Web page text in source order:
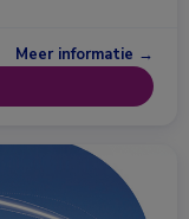
Meer informatie →